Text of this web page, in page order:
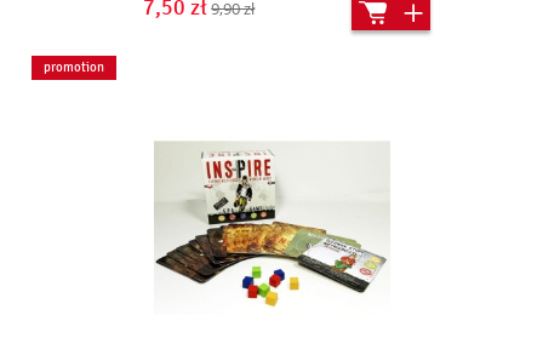
7,50 zł9,90 zł
promotion